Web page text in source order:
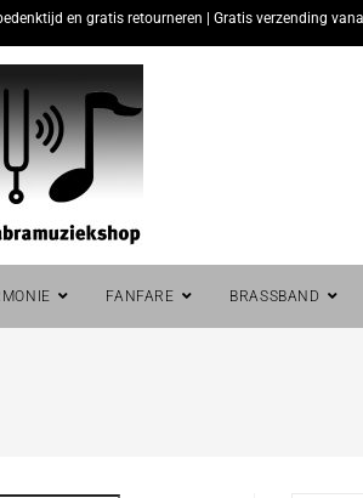
en gratis retourneren | Gratis verzending
FANFARE BRASSBAND